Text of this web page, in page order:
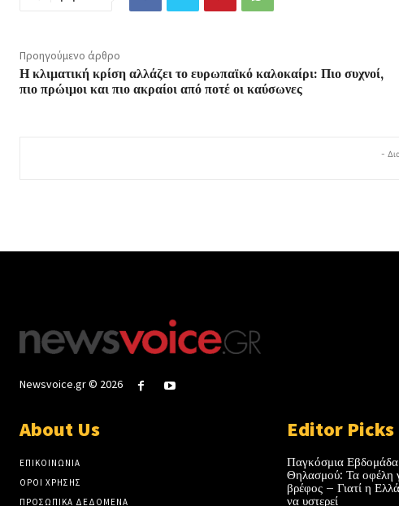
Προηγούμενο άρθρο
Η κλιματική κρίση αλλάζει το ευρωπαϊκό καλοκαίρι: Πιο συχνοί,
πιο πρώιμοι και πιο ακραίοι από ποτέ οι καύσωνες
-
Newsvoice.gr © 2026
About Us
ΕΠΙΚΟΙΝΩΝΙΑ
ΟΡΟΙ ΧΡΗΣΗΣ
ΠΡΟΣΩΠΙΚΑ ΔΕΔΟΜΕΝΑ
Editor Picks
Παγκόσμια
Θηλασμού: Τα οφέλη
βρέφος – Γιατί η
να υστερεί